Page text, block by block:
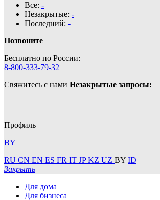
Все: -
Незакрытые: -
Последний: -
Позвоните
Бесплатно по России:
8-800-333-79-32
Свяжитесь с нами Незакрытые запросы:
Профиль
BY
RU CN EN ES FR IT JPKZ UZ BY ID
Закрыть
Для дома
Для бизнеса